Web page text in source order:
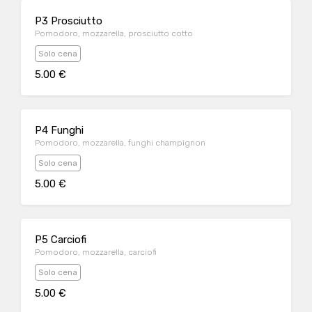
P3 Prosciutto
Pomodoro, mozzarella, prosciutto cotto
Solo cena
5.00 €
P4 Funghi
Pomodoro, mozzarella, funghi champignon
Solo cena
5.00 €
P5 Carciofi
Pomodoro, mozzarella, carciofi
Solo cena
5.00 €